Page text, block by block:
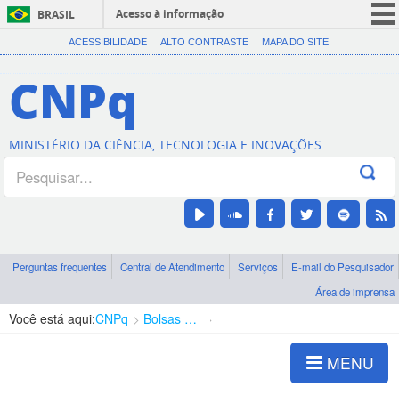
BRASIL
Acesso à informação
CORONAVÍRUS (COVID-19)
Canais
ACESSIBILIDADE ALTO CONTRASTE MAPA DO SITE
CNPq
MINISTÉRIO DA CIÊNCIA, TECNOLOGIA E INOVAÇÕES
Perguntas frequentes Central de Atendimento Serviços
E-mail do Pesquisador
Área de imprensa
Você está aqui:CNPq Bolsas e Auxílios Vigentes
MENU